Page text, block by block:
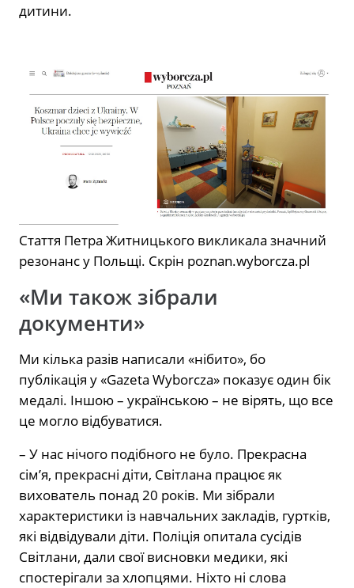
дитини.
Стаття Петра Житницького викликала значний
резонанс у Польщі. Скрін poznan.wyborcza.pl
«Ми також зібрали
документи»
Ми кілька разів написали «нібито», бо
публікація у «Gazeta Wyborcza» показує один бік
медалі. Іншою – українською – не вірять, що все
це могло відбуватися.
– У нас нічого подібного не було. Прекрасна
сім’я, прекрасні діти, Світлана працює як
вихователь понад 20 років. Ми зібрали
характеристики із навчальних закладів, гуртків,
які відвідували діти. Поліція опитала сусідів
Світлани, дали свої висновки медики, які
спостерігали за хлопцями. Ніхто ні слова